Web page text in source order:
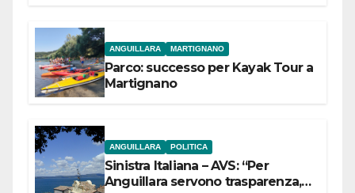
ANGUILLARA MARTIGNANO
Parco: successo per Kayak Tour a
Martignano
ANGUILLARA POLITICA
Sinistra Italiana – AVS: “Per
Anguillara servono trasparenza,